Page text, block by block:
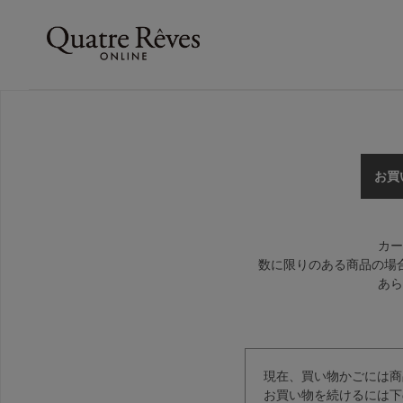
お買
カ
数に限りのある商品の場
あ
現在、買い物かごには
お買い物を続けるには